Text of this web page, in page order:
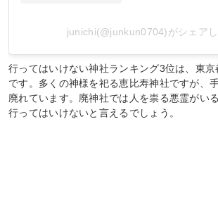
junichi(@junkun0704)がシェア
行ってはいけない神社ランキング3位は、東京
です。多くの神様を祀る恵比寿神社ですが、
廃れています。廃神社では人を祟る悪霊がい
行ってはいけないと言えるでしょう。